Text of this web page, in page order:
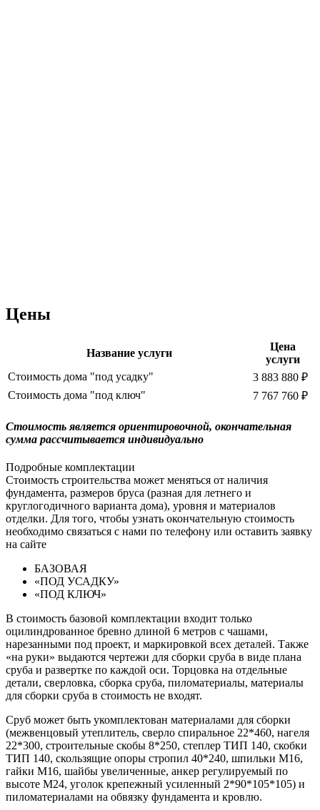
Цены
Название услуги
Цена
услуги
Стоимость дома "под усадку"
3 883 880 ₽
Стоимость дома "под ключ"
7 767 760 ₽
Cтоимость является ориентировочной, окончательная
сумма рассчитывается индивидуально
Подробные комплектации
Стоимость строительства может меняться от наличия
фундамента, размеров бруса (разная для летнего и
круглогодичного варианта дома), уровня и материалов
отделки. Для того, чтобы узнать окончательную стоимость
необходимо связаться с нами по телефону или оставить заявку
на сайте
БАЗОВАЯ
«ПОД УСАДКУ»
«ПОД КЛЮЧ»
В стоимость базовой комплектации входит только
оцилиндрованное бревно длиной 6 метров с чашами,
нарезанными под проект, и маркировкой всех деталей. Также
«на руки» выдаются чертежи для сборки сруба в виде плана
сруба и развертке по каждой оси. Торцовка на отдельные
детали, сверловка, сборка сруба, пиломатериалы, материалы
для сборки сруба в стоимость не входят.
Сруб может быть укомплектован материалами для сборки
(межвенцовый утеплитель, сверло спиральное 22*460, нагеля
22*300, строительные скобы 8*250, степлер ТИП 140, скобки
ТИП 140, скользящие опоры стропил 40*240, шпильки М16,
гайки М16, шайбы увеличенные, анкер регулируемый по
высоте М24, уголок крепежный усиленный 2*90*105*105) и
пиломатериалами на обвязку фундамента и кровлю.